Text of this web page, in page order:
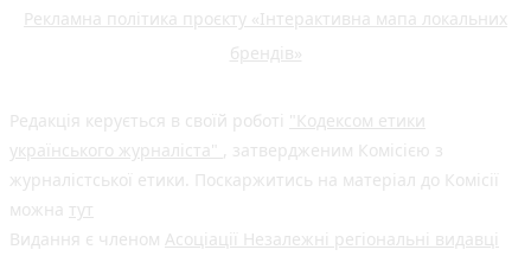
Рекламна політика проєкту «Інтерактивна мапа локальних
брендів»
Редакція керується в своїй роботі "Кодексом етики
українського журналіста" , затвердженим Комісією з
журналістської етики. Поскаржитись на матеріал до Комісії
можна тут
Видання є членом Асоціації Незалежні регіональні видавці